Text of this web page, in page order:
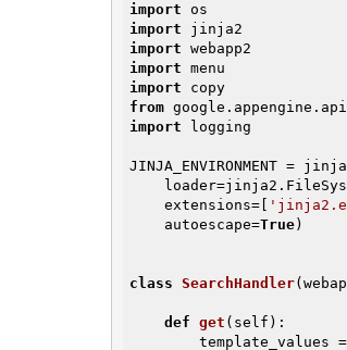
import
import
import
import
import
from google.appengine.api
import logging
JINJA_ENVIRONMENT =
    extensions=[
    autoescape=
True)
class SearchHandler
def get (self) :